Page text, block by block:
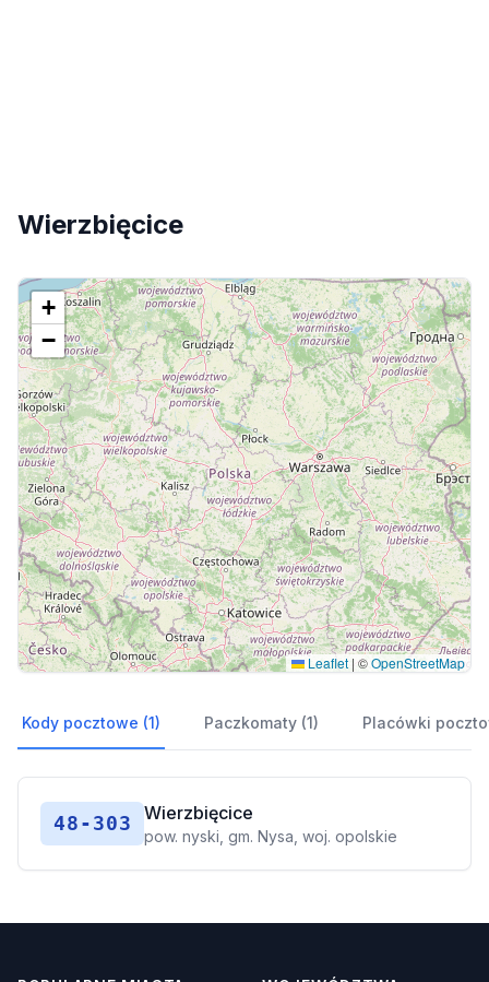
Wierzbięcice
+
−
Leaflet | ©OpenStreetMap
Kody pocztowe (1) Paczkomaty (1) Placówki
48-303 Wierzbięcice
pow. nyski, gm. Nysa, woj. opolskie